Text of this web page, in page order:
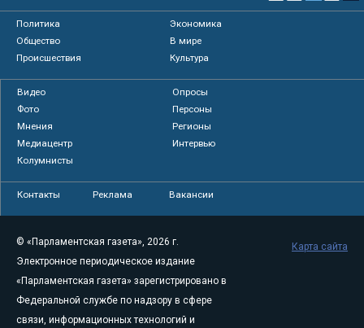
Политика
Экономика
Общество
В мире
Происшествия
Культура
Видео
Опросы
Фото
Персоны
Мнения
Регионы
Медиацентр
Интервью
Колумнисты
Контакты Реклама Вакансии
© «Парламентская газета», 2026 г.
Электронное периодическое издание
«Парламентская газета» зарегистрировано в
Федеральной службе по надзору в сфере
связи, информационных технологий и
Карта сайта